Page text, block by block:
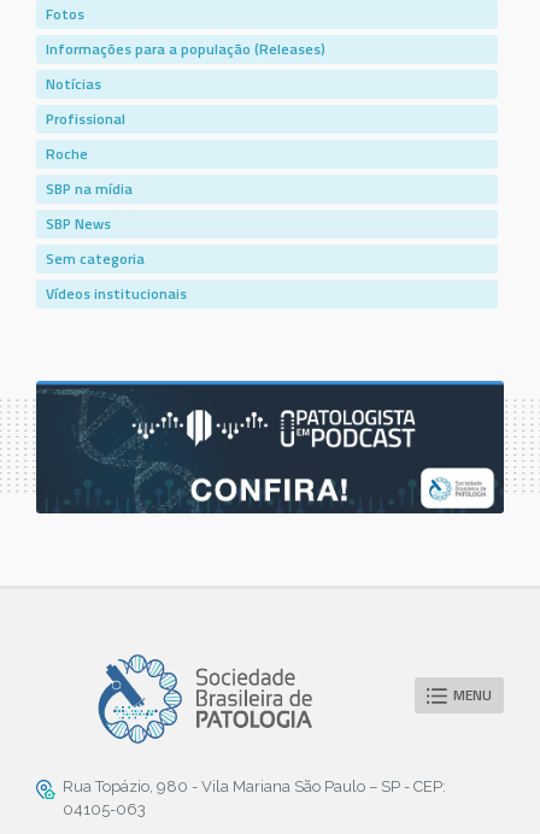
Fotos
Informações para a população (Releases)
Notícias
Profissional
Roche
SBP na mídia
SBP News
Sem categoria
Vídeos institucionais
MENU
Rua Topázio, 980 - Vila Mariana São Paulo – SP - CEP:
04105-063